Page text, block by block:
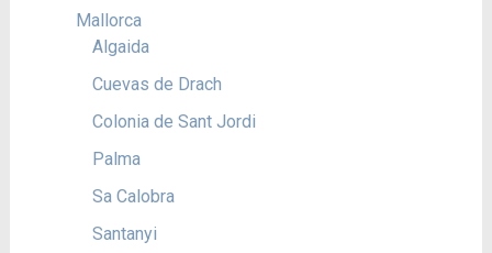
Mallorca
Algaida
Cuevas de Drach
Colonia de Sant Jordi
Palma
Sa Calobra
Santanyi